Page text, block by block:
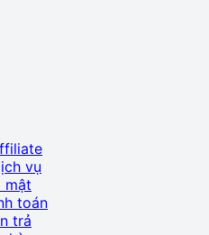
vụ
mật
toán
trả